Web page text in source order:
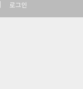
로그인